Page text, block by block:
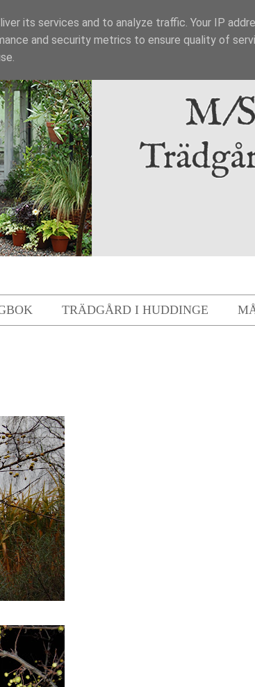
TRÄDGÅRD I HUDDINGE
its services and to analyze traffic. Your IP
and security metrics to ensure quality of